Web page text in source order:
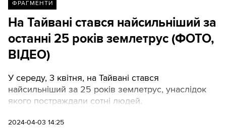
ФРАГМЕНТИ
На Тайвані стався найсильніший за
останні 25 років землетрус (ФОТО,
ВІДЕО)
У середу, 3 квітня, на Тайвані стався
найсильніший за 25 років землетрус, унаслідок
якого постраждали сотні людей.
2024-04-03 14:25